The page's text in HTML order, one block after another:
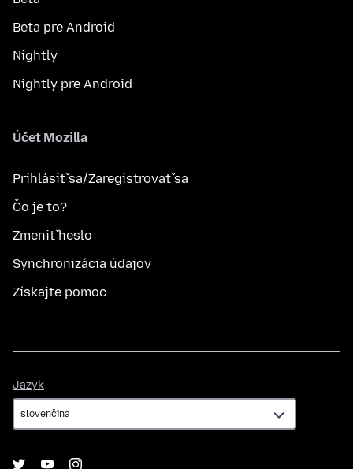
Beta pre Android
Nightly
Nightly pre Android
Účet Mozilla
Prihlásiť sa/Zaregistrovať sa
Čo je to?
Zmeniť heslo
Synchronizácia údajov
Získajte pomoc
Jazyk